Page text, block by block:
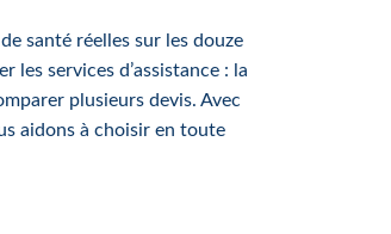
santé réelles sur les douze
services d’assistance : la
plusieurs devis. Avec
aidons à choisir en toute